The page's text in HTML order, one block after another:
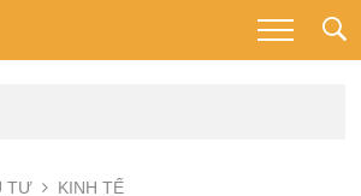
TƯ KINH TẾ